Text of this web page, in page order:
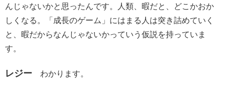
んじゃないかと思ったんです。人類、暇だと、どこかおか
しくなる。「成長のゲーム」にはまる人は突き詰めていく
と、暇だからなんじゃないかっていう仮説を持っていま
す。
レジー わかります。